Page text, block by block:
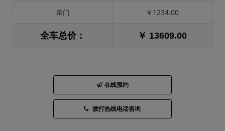
单门 ￥1234.00
全车总价： ￥ 13609.00
在线预约
拨打热线电话咨询